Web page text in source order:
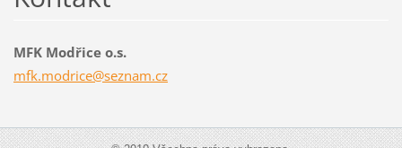
MFK Modřice o.s.
mfk.modrice@seznam.cz